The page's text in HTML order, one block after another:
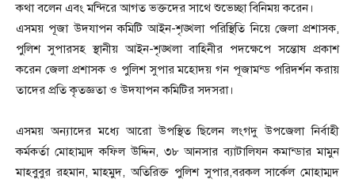
কথা বলেন এবং মন্দিরে আগত ভক্তদের সাথে শুভেচ্ছা বিনিময় করেন।
এসময় পূজা উদযাপন কমিটি আইন-শৃঙ্খলা পরিস্থিতি নিয়ে জেলা প্রশাসক,
পুলিশ সুপারসহ স্থানীয় আইন-শৃঙ্খলা বাহিনীর পদক্ষেপে সন্তোষ প্রকাশ
করেন জেলা প্রশাসক ও পুলিশ সুপার মহোদয় গন পূজামন্ড পরিদর্শন করায়
তাদের প্রতি কৃতজ্ঞতা ও উদযাপন কমিটির সদসরা।
এসময় অন্যাদের মধ্যে আরো উপস্থিত ছিলেন লংগদু উপজেলা নির্বাহী
কর্মকর্তা মোহাম্মদ কফিল উদ্দিন, ৩৮ আনসার ব্যাটালিযন কমান্ডার মামুন
মাহবুবুর রহমান, মাহমুদ, অতিরিক্ত পুলিশ সুপার,বরকল সার্কেল মোহাম্মদ